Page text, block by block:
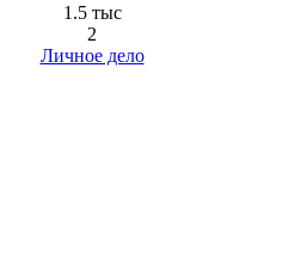
1.5 тыс
2
Личное дело